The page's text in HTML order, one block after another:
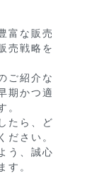
富な販売
売戦略を
ご紹介な
期かつ適
。
たら、ど
ださい。
う、誠心
す。